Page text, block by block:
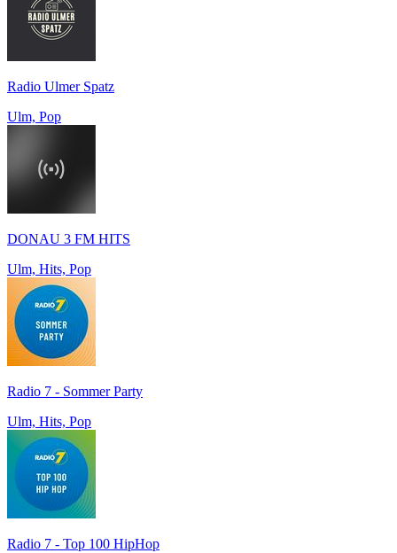
Radio Ulmer Spatz
Ulm, Pop
DONAU 3 FM HITS
Ulm, Hits, Pop
Radio 7 - Sommer Party
Ulm, Hits, Pop
Radio 7 - Top 100 HipHop